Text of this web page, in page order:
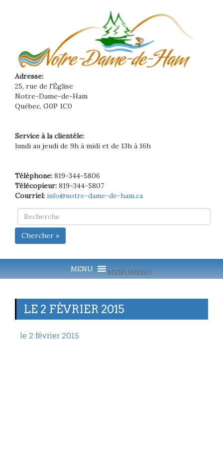
Adresse:
25, rue de l'Église
Notre-Dame-de-Ham
Québec, G0P 1C0
Service à la clientèle:
lundi au jeudi de 9h à midi et de 13h à 16h
Téléphone: 819-344-5806
Télécopieur: 819-344-5807
Courriel: info@notre-dame-de-ham.ca
Chercher »
MENUMENU
LE 2 FÉVRIER 2015
le 2 février 2015